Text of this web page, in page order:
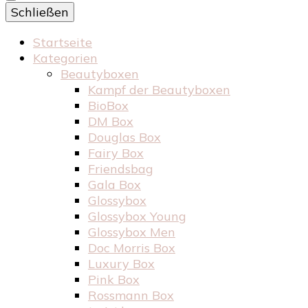
Schließen
Startseite
Kategorien
Beautyboxen
Kampf der Beautyboxen
BioBox
DM Box
Douglas Box
Fairy Box
Friendsbag
Gala Box
Glossybox
Glossybox Young
Glossybox Men
Doc Morris Box
Luxury Box
Pink Box
Rossmann Box